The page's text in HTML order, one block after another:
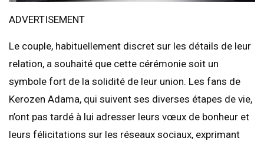
ADVERTISEMENT
Le couple, habituellement discret sur les détails de leur
relation, a souhaité que cette cérémonie soit un
symbole fort de la solidité de leur union. Les fans de
Kerozen Adama, qui suivent ses diverses étapes de vie,
n’ont pas tardé à lui adresser leurs vœux de bonheur et
leurs félicitations sur les réseaux sociaux, exprimant